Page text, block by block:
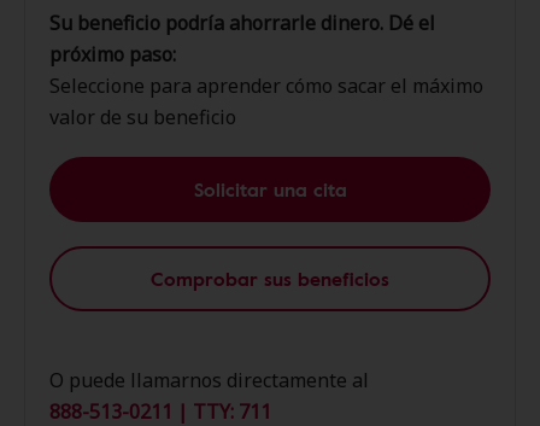
Su beneficio podría ahorrarle dinero. Dé el
próximo paso:
Seleccione para aprender cómo sacar el máximo
valor de su beneficio
Solicitar una cita
Comprobar sus beneficios
O puede llamarnos directamente al
888-513-0211 | TTY: 711